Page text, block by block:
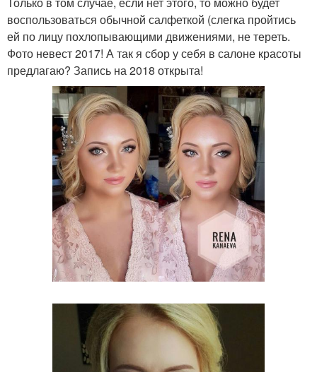
воспользоваться обычной салфеткой (слегка пройтись
ей по лицу похлопывающими движениями, не тереть.
Фото невест 2017! А так я сбор у себя в салоне красоты
предлагаю? Запись на 2018 открыта!